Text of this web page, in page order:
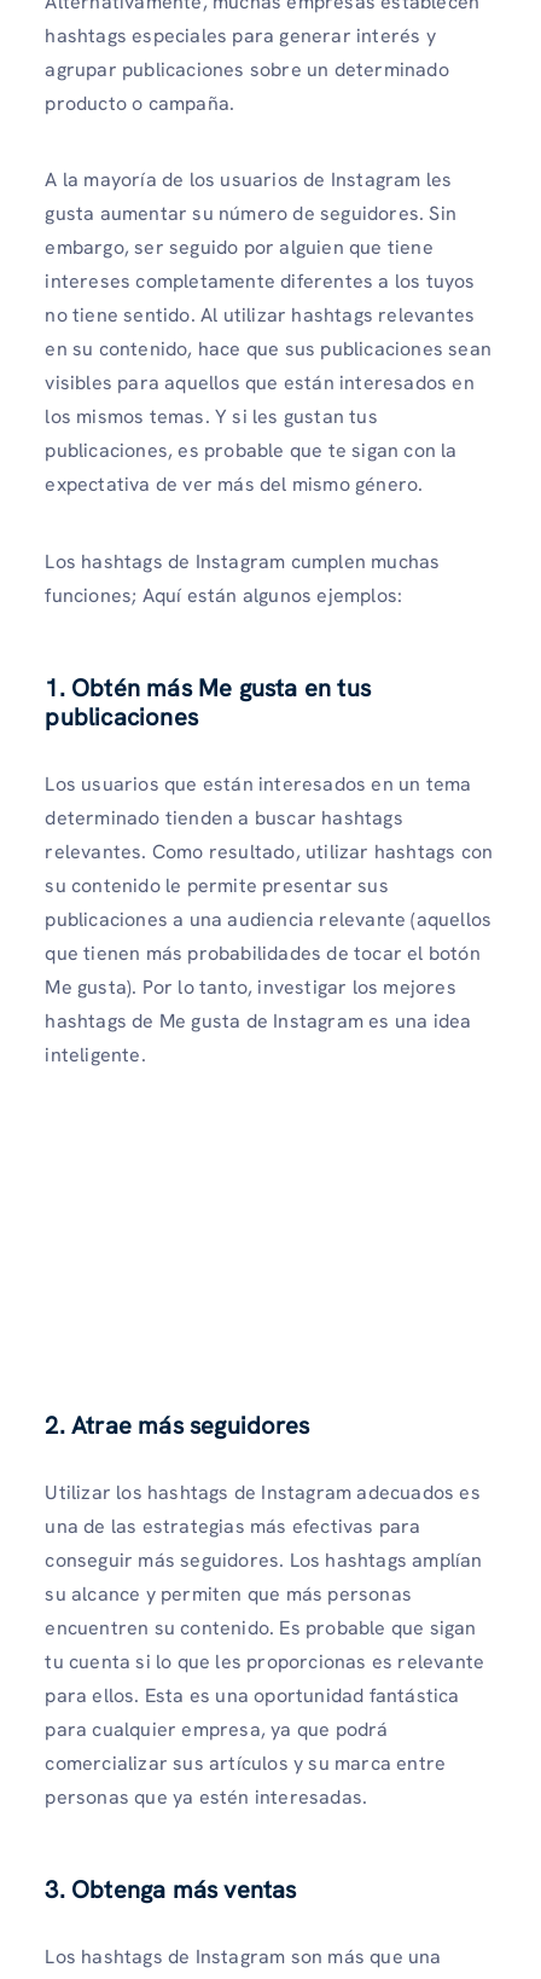
hashtags especiales para generar interés y
agrupar publicaciones sobre un determinado
producto o campaña.
A la mayoría de los usuarios de Instagram les
gusta aumentar su número de seguidores. Sin
embargo, ser seguido por alguien que tiene
intereses completamente diferentes a los tuyos
no tiene sentido. Al utilizar hashtags relevantes
en su contenido, hace que sus publicaciones sean
visibles para aquellos que están interesados ​​en
los mismos temas. Y si les gustan tus
publicaciones, es probable que te sigan con la
expectativa de ver más del mismo género.
Los hashtags de Instagram cumplen muchas
funciones; Aquí están algunos ejemplos:
1. Obtén más Me gusta en tus
publicaciones
Los usuarios que están interesados ​​en un tema
determinado tienden a buscar hashtags
relevantes. Como resultado, utilizar hashtags con
su contenido le permite presentar sus
publicaciones a una audiencia relevante (aquellos
que tienen más probabilidades de tocar el botón
Me gusta). Por lo tanto, investigar los mejores
hashtags de Me gusta de Instagram es una idea
inteligente.
2. Atrae más seguidores
Utilizar los hashtags de Instagram adecuados es
una de las estrategias más efectivas para
conseguir más seguidores. Los hashtags amplían
su alcance y permiten que más personas
encuentren su contenido. Es probable que sigan
tu cuenta si lo que les proporcionas es relevante
para ellos. Esta es una oportunidad fantástica
para cualquier empresa, ya que podrá
comercializar sus artículos y su marca entre
personas que ya estén interesadas.
3. Obtenga más ventas
Los hashtags de Instagram son más que una